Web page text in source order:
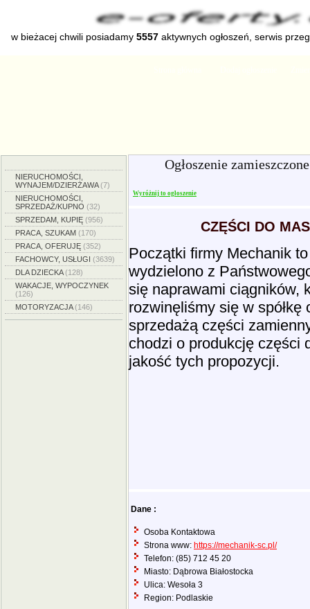
w bieżacej chwili posiadamy 5557 aktywnych ogłoszeń, serwis
NIERUCHOMOŚCI,
WYNAJEM/DZIERŻAWA(7)
NIERUCHOMOŚCI,
SPRZEDAŻ/KUPNO (32)
SPRZEDAM, KUPIĘ (956)
PRACA, SZUKAM (170)
PRACA, OFERUJĘ (352)
FACHOWCY, USŁUGI (3639)
DLA DZIECKA(128)
WAKACJE, WYPOCZYNEK
(126)
MOTORYZACJA(146)
Ogłoszenie
Wyróżnij to ogłoszenie
CZĘŚCI DO
Początki firmy Mechanik
wydzielono z
się naprawami ciągników,
rozwinęliśmy się w
sprzedażą części
chodzi o produkcję części
jakość tych propozycji.
Dane :
Osoba Kontaktowa
Strona www: https://mechanik-sc.pl/
Telefon: (85) 712 45 20
Miasto: Dąbrowa Białostocka
Ulica: Wesoła 3
Region: Podlaskie